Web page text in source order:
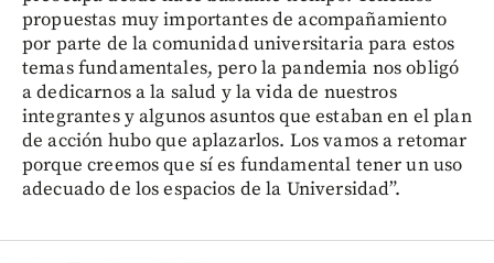
propuestas muy importantes de acompañamiento
por parte de la comunidad universitaria para estos
temas fundamentales, pero la pandemia nos obligó
a dedicarnos a la salud y la vida de nuestros
integrantes y algunos asuntos que estaban en el plan
de acción hubo que aplazarlos. Los vamos a retomar
porque creemos que sí es fundamental tener un uso
adecuado de los espacios de la Universidad”.